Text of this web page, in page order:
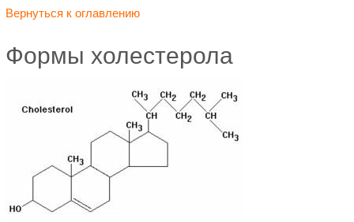
Вернуться к оглавлению
Формы холестерола